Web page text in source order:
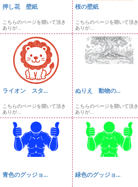
押し花 壁紙
こちらのページを開いて頂き
ありが...
桜の壁紙
こちらのページを開いて頂き
ありが...
ライオン スタ...
こちらのページを開いて頂き
ありが...
ぬりえ 動物の...
こちらのページを開いて頂き
ありが...
青色のグッジョ... 緑色のグッジョ...